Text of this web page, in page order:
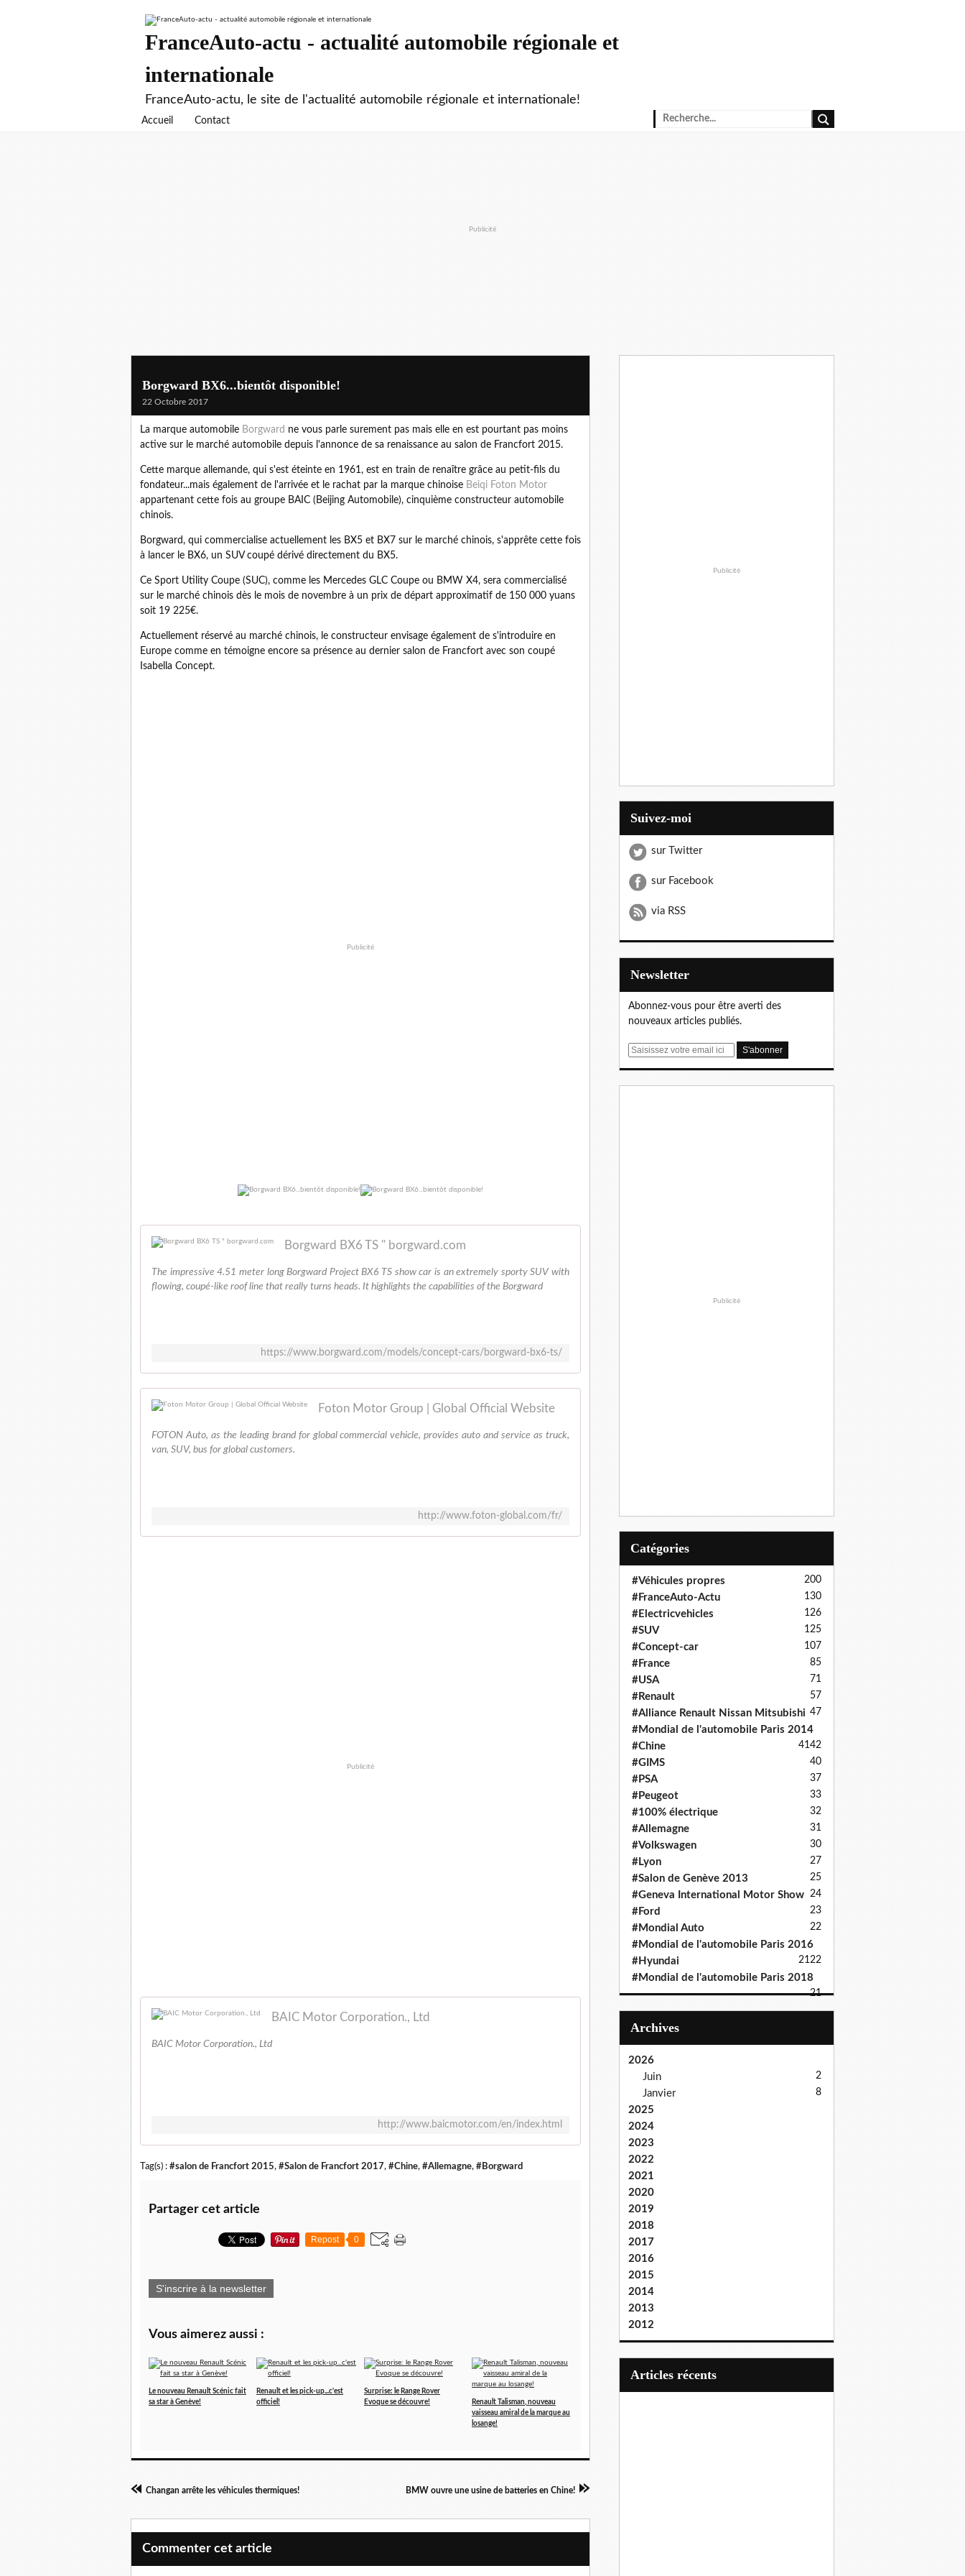
FranceAuto-actu - actualité automobile régionale et
internationale
FranceAuto-actu, le site de l'actualité automobile régionale et internationale!
Accueil Contact
Publicité
Borgward BX6...bientôt disponible!
22 Octobre 2017
La marque automobile Borgward ne vous parle surement pas mais elle en est pourtant pas moins
active sur le marché automobile depuis l'annonce de sa renaissance au salon de Francfort 2015.
Cette marque allemande, qui s'est éteinte en 1961, est en train de renaître grâce au petit-fils du
fondateur...mais également de l'arrivée et le rachat par la marque chinoise Beiqi Foton Motor
appartenant cette fois au groupe BAIC (Beijing Automobile), cinquième constructeur automobile
chinois.
Borgward, qui commercialise actuellement les BX5 et BX7 sur le marché chinois, s'apprête cette fois
à lancer le BX6, un SUV coupé dérivé directement du BX5.
Ce Sport Utility Coupe (SUC), comme les Mercedes GLC Coupe ou BMW X4, sera commercialisé
sur le marché chinois dès le mois de novembre à un prix de départ approximatif de 150 000 yuans
soit 19 225€.
Actuellement réservé au marché chinois, le constructeur envisage également de s'introduire en
Europe comme en témoigne encore sa présence au dernier salon de Francfort avec son coupé
Isabella Concept.
Publicité
Borgward BX6 TS " borgward.com
The impressive 4.51 meter long Borgward Project BX6 TS show car is an extremely sporty SUV with
flowing, coupé-like roof line that really turns heads. It highlights the capabilities of the Borgward
https://www.borgward.com/models/concept-cars/borgward-bx6-ts/
Foton Motor Group | Global Official Website
FOTON Auto, as the leading brand for global commercial vehicle, provides auto and service as truck,
van, SUV, bus for global customers.
http://www.foton-global.com/fr/
Publicité
BAIC Motor Corporation., Ltd
BAIC Motor Corporation., Ltd
http://www.baicmotor.com/en/index.html
Tag(s) : #salon de Francfort 2015, #Salon de Francfort 2017, #Chine, #Allemagne, #Borgward
Partager cet article
Repost 0
S'inscrire à la newsletter
Vous aimerez aussi :
Le nouveau Renault Scénic fait
sa star à Genève!
Renault et les pick-up...c'est
officiel!
Surprise: le Range Rover
Evoque se découvre!
Renault Talisman, nouveau
vaisseau amiral de la marque au
losange!
Changan arrête les véhicules thermiques! BMW ouvre une usine de batteries en Chine!
Commenter cet article
Publicité
Suivez-moi
sur Twitter
sur Facebook
via RSS
Newsletter
Abonnez-vous pour être averti des
nouveaux articles publiés.
E
Publicité
Catégories
#Véhicules propres 200
#FranceAuto-Actu 130
#Electricvehicles 126
#SUV 125
#Concept-car 107
#France 85
#USA 71
#Renault 57
#Alliance Renault Nissan Mitsubishi 47
#Mondial de l'automobile Paris 2014
42
#Chine 41
#GIMS 40
#PSA 37
#Peugeot 33
#100% électrique 32
#Allemagne 31
#Volkswagen 30
#Lyon 27
#Salon de Genève 2013 25
#Geneva International Motor Show 24
#Ford 23
#Mondial Auto 22
#Mondial de l'automobile Paris 2016
22
#Hyundai 21
#Mondial de l'automobile Paris 2018
21
Archives
2026
Juin
2
Janvier 8
2025
2024
2023
2022
2021
2020
2019
2018
2017
2016
2015
2014
2013
2012
articles récents